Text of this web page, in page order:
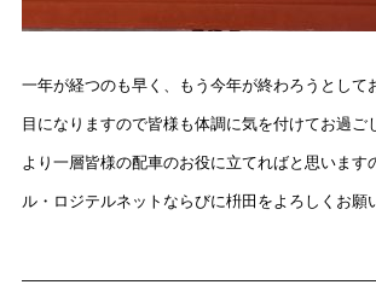
一年が経つのも早く、もう今年が終わろうとして
目になりますので皆様も体調に気を付けてお過ご
より一層皆様の配車のお役に立てればと思います
ル・ロジテルネットならびに枡田をよろしくお願